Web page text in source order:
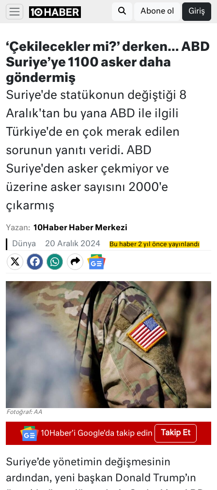
Abone ol Giriş
‘Çekilecekler mi?’ derken… ABD
Suriye’ye 1100 asker daha
göndermiş
Suriye'de statükonun değiştiği 8
Aralık'tan bu yana ABD ile ilgili
Türkiye'de en çok merak edilen
sorunun yanıtı veridi. ABD
Suriye'den asker çekmiyor ve
üzerine asker sayısını 2000'e
çıkarmış
Yazan: 10Haber Haber Merkezi
Dünya 20 Aralık 2024 Bu haber 2 yıl önce yayınlandı
Fotoğraf: AA
10Haber'i Google'da takip edin Takip Et
Suriye’de yönetimin değişmesinin
ardından, yeni başkan Donald Trump’ın